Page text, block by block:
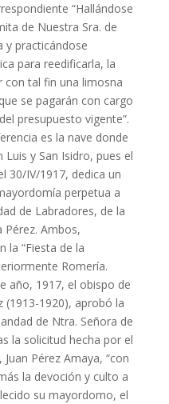
“Hallándose
de Nuestra Sra. de
y practicándose
para reedificarla, la
con tal fin una limosna
se pagarán con cargo
presupuesto vigente”.
es la nave donde
Luis y San Isidro, pues el
30/IV/1917, dedica un
perpetua a
de Labradores, de la
Pérez. Ambos,
la “Fiesta de la
Romería.
año, 1917, el obispo de
1920), aprobó la
de Ntra. Señora de
la solicitud hecha por el
Pérez Amaya, “con
la devoción y culto a
su mayordomo, el